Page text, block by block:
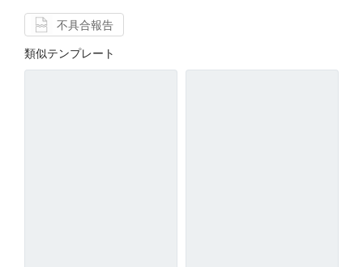
不具合報告
類似テンプレート